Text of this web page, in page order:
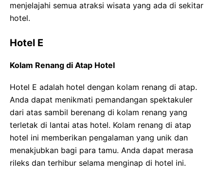
menjelajahi semua atraksi wisata yang ada di sekitar
hotel.
Hotel E
Kolam Renang di Atap Hotel
Hotel E adalah hotel dengan kolam renang di atap.
Anda dapat menikmati pemandangan spektakuler
dari atas sambil berenang di kolam renang yang
terletak di lantai atas hotel. Kolam renang di atap
hotel ini memberikan pengalaman yang unik dan
menakjubkan bagi para tamu. Anda dapat merasa
rileks dan terhibur selama menginap di hotel ini.